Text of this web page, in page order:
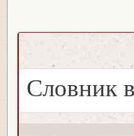
Словник